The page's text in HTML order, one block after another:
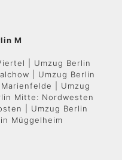
M
| Umzug Berlin
| Umzug Berlin
| Umzug
Mitte: Nordwesten
| Umzug Berlin
Müggelheim